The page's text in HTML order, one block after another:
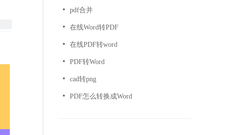
pdf合并
在线Word转PDF
在线PDF转word
PDF转Word
cad转png
PDF怎么转换成Word